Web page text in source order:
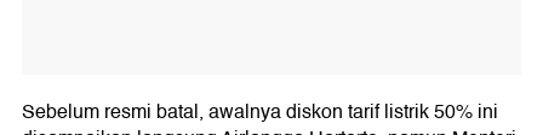
Sebelum resmi batal, awalnya diskon tarif listrik 50% ini